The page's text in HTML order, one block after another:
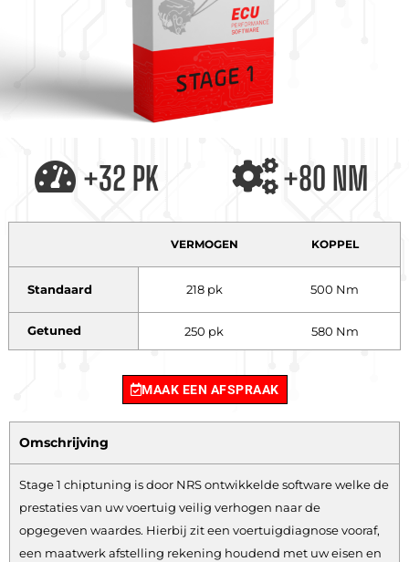
+32 PK +80 NM
VERMOGEN KOPPEL
Standaard 218 pk 500 Nm
Getuned 250 pk 580 Nm
MAAK EEN AFSPRAAK
Omschrijving
Stage 1 chiptuning is door NRS ontwikkelde software welke de
prestaties van uw voertuig veilig verhogen naar de
opgegeven waardes. Hierbij zit een voertuigdiagnose vooraf,
een maatwerk afstelling rekening houdend met uw eisen en